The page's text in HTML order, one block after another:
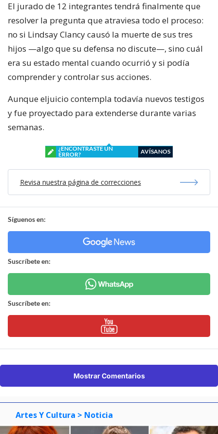
El jurado de 12 integrantes tendrá finalmente que
resolver la pregunta que atraviesa todo el proceso:
no si Lindsay Clancy causó la muerte de sus tres
hijos —algo que su defensa no discute—, sino cuál
era su estado mental cuando ocurrió y si podía
comprender y controlar sus acciones.
Aunque eljuicio contempla todavía nuevos testigos
y fue proyectado para extenderse durante varias
semanas.
¿ENCONTRASTE UN
ERROR?
AVÍSANOS
Revisa nuestra página de correcciones
Síguenos en:
Suscríbete en:
Suscríbete en:
Mostrar Comentarios
Artes Y Cultura > Noticia